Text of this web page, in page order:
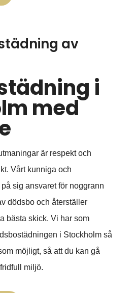
av
i
med
är respekt och
Vårt kunniga och
sig ansvaret för noggrann
dödsbo och återställer
bästa skick. Vi har som
i Stockholm så
möjligt, så att du kan gå
miljö.